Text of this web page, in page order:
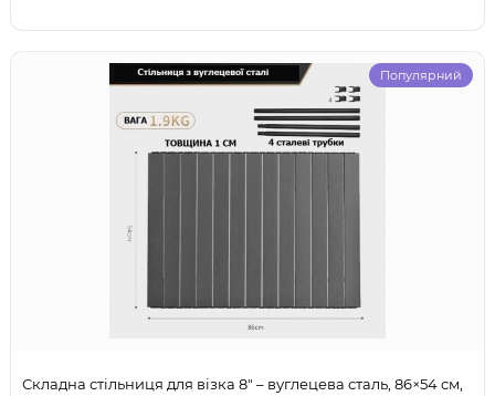
Популярний
Складна стільниця для візка 8" – вуглецева сталь, 86×54 см,